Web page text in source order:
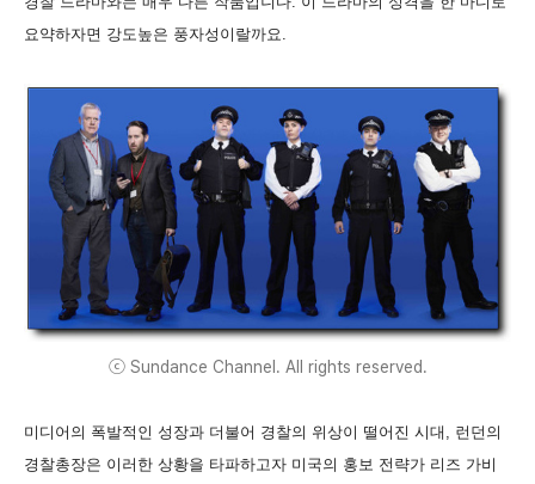
요약하자면 강도높은 풍자성이랄까요.
ⓒ Sundance Channel. All rights reserved.
미디어의 폭발적인 성장과 더불어 경찰의 위상이 떨어진 시대, 런던의
경찰총장은 이러한 상황을 타파하고자 미국의 홍보 전략가 리즈 가비